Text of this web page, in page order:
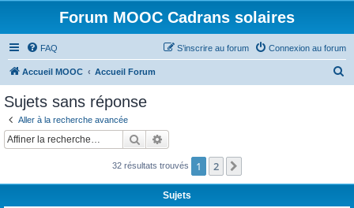
Forum MOOC Cadrans solaires
FAQ Connexion au forum
S’inscrire au forum
Accueil MOOC Accueil Forum
c
Sujets sans réponse
Aller à la recherche avancée
Rechercher
32 résultats trouvés 1 2
Sujets